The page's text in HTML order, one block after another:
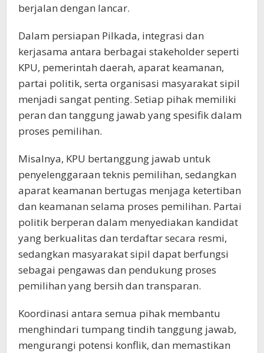
berjalan dengan lancar.
Dalam persiapan Pilkada, integrasi dan
kerjasama antara berbagai stakeholder seperti
KPU, pemerintah daerah, aparat keamanan,
partai politik, serta organisasi masyarakat sipil
menjadi sangat penting. Setiap pihak memiliki
peran dan tanggung jawab yang spesifik dalam
proses pemilihan.
Misalnya, KPU bertanggung jawab untuk
penyelenggaraan teknis pemilihan, sedangkan
aparat keamanan bertugas menjaga ketertiban
dan keamanan selama proses pemilihan. Partai
politik berperan dalam menyediakan kandidat
yang berkualitas dan terdaftar secara resmi,
sedangkan masyarakat sipil dapat berfungsi
sebagai pengawas dan pendukung proses
pemilihan yang bersih dan transparan.
Koordinasi antara semua pihak membantu
menghindari tumpang tindih tanggung jawab,
mengurangi potensi konflik, dan memastikan